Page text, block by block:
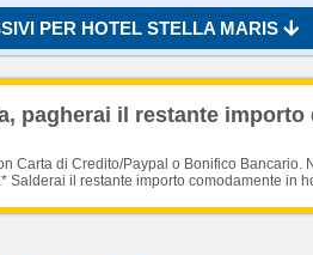
corso...
PER HOTEL STELLA MARIS
pagherai il restante importo
Carta di Credito/Paypal o Bonifico Bancario.
il restante importo comodamente in